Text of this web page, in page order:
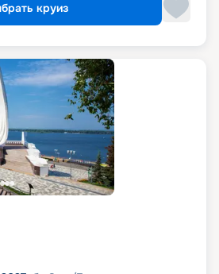
круиз